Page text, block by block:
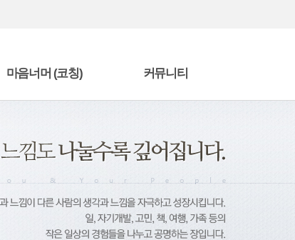
마음너머 (코칭)
책을 읽고
에니어그램 전문가 과정
상담/코칭 프로그램
커뮤니티
수강후기
방명록